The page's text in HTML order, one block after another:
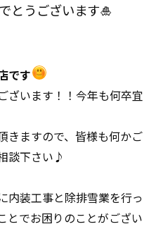
とうございます🎍
です
ざいます！！今年も何卒宜
きますので、皆様も何かご
談下さい♪
内装工事と除排雪業を行っ
とでお困りのことがござい